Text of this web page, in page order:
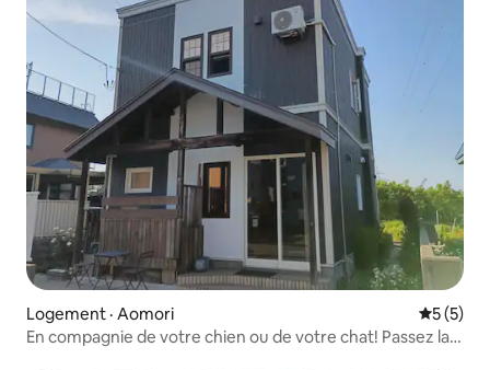
Logement · Aomori Note
5 (5)
En compagnie de votre chien ou de votre chat! Passez la